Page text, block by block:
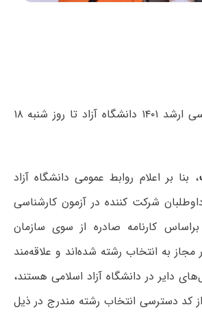
انتخاب رشته کارشناسی ارشد ۱۴۰۱ دانشگاه آزاد تا روز شنبه ۱۸
، بنا بر اعلام روابط عمومی دانشگاه آزاد
شرکت کننده در آزمون کارشناسی
سال ۱۴۰۱ که براساس کارنامه صادره از سوی سازمان
به انتخاب رشته شده‌اند و علاقه‌مند
دایر در دانشگاه آزاد اسلامی هستند،
از کد دسترسی انتخاب رشته مندرج در ذیل